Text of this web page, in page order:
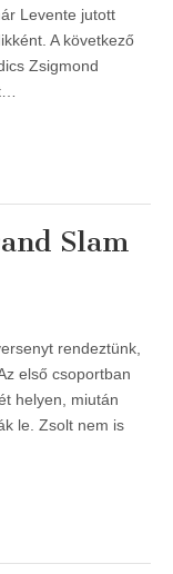
Levente jutott
A következő
Zsigmond
Slam
rendeztünk,
első csoportban
helyen, miután
le. Zsolt nem is